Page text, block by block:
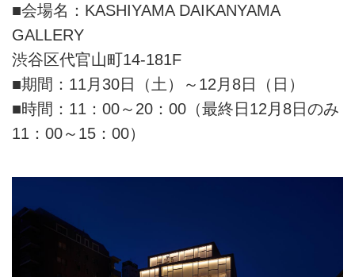
■会場名：KASHIYAMA DAIKANYAMA
GALLERY
渋谷区代官山町14-181F
■期間：11月30日（土）～12月8日（日）
■時間：11：00～20：00（最終日12月8日のみ
11：00～15：00）